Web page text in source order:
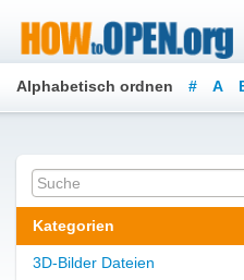
Alphabetisch ordnen # A
Kategorien
3D-Bilder Dateien